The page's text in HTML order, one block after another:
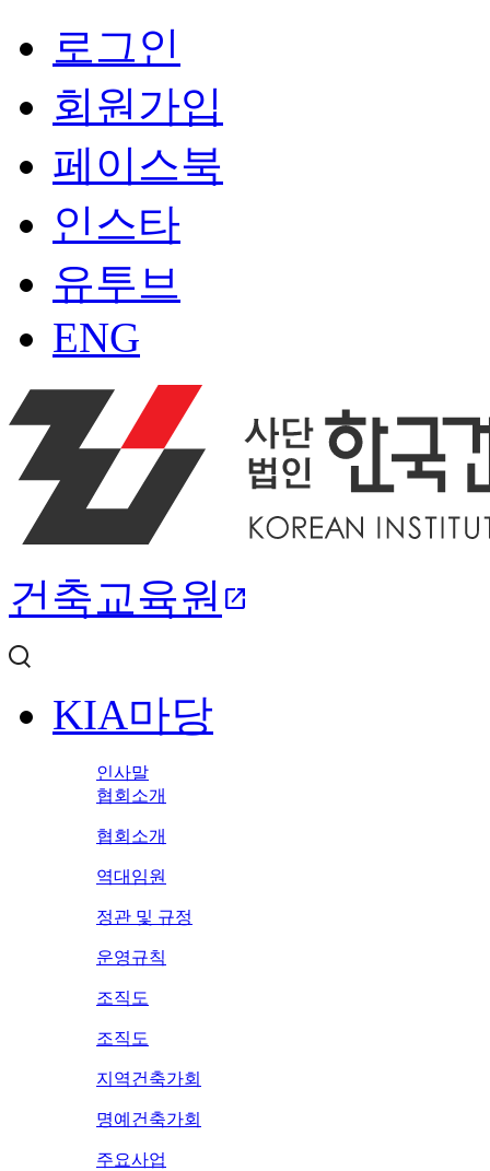
로그인
회원가입
페이스북
인스타
유투브
ENG
건축교육원 open_in_new
KIA마당
인사말
협회소개
협회소개
역대임원
정관 및 규정
운영규칙
조직도
조직도
지역건축가회
명예건축가회
주요사업